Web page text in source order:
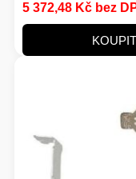
5 372,48 Kč bez
KOUPIT